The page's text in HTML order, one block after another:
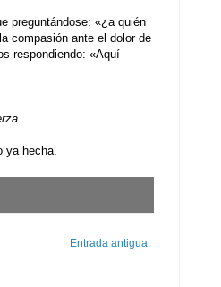
preguntándose: «¿a quién
compasión ante el dolor de
respondiendo: «Aquí
hecha.
Entrada antigua